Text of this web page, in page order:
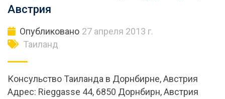
Австрия
Опубликовано 27 апреля 2013 г.
Таиланд
Консульство Таиланда в Дорнбирне, Австрия
Адрес: Rieggasse 44, 6850 Дорнбирн, Австрия